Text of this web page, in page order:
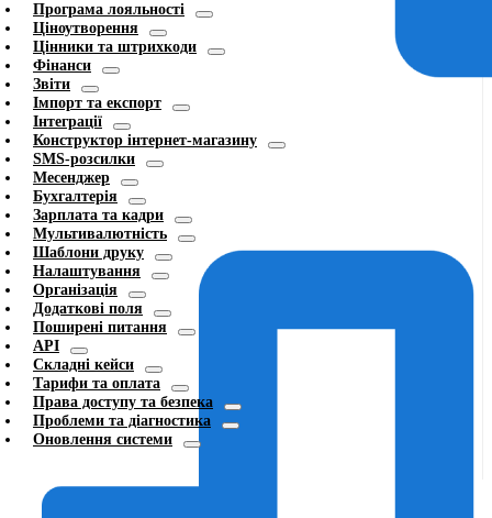
Програма лояльності
Ціноутворення
Цінники та штрихкоди
Фінанси
Звіти
Імпорт та експорт
Інтеграції
Конструктор інтернет-магазину
SMS-розсилки
Месенджер
Бухгалтерія
Зарплата та кадри
Мультивалютність
Шаблони друку
Налаштування
Організація
Додаткові поля
Поширені питання
API
Складні кейси
Тарифи та оплата
Права доступу та безпека
Проблеми та діагностика
Оновлення системи